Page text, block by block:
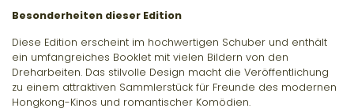
Besonderheiten dieser Edition
Diese Edition erscheint im hochwertigen Schuber und enthält
ein umfangreiches Booklet mit vielen Bildern von den
Dreharbeiten. Das stilvolle Design macht die Veröffentlichung
zu einem attraktiven Sammlerstück für Freunde des modernen
Hongkong-Kinos und romantischer Komödien.